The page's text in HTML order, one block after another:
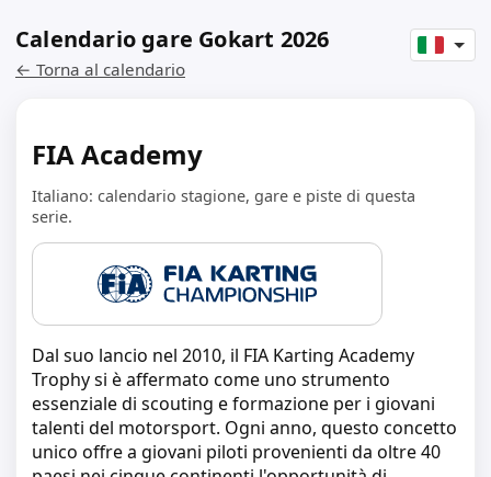
Calendario gare Gokart 2026
← Torna al calendario
FIA Academy
Italiano: calendario stagione, gare e piste di questa
serie.
Dal suo lancio nel 2010, il FIA Karting Academy
Trophy si è affermato come uno strumento
essenziale di scouting e formazione per i giovani
talenti del motorsport. Ogni anno, questo concetto
unico offre a giovani piloti provenienti da oltre 40